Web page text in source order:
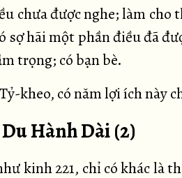
chưa được nghe; làm
sợ hãi một phần điều đã
trọng; có bạn bè.
kheo, có năm lợi ích này
Hành Dài (2)
kinh 221, chỉ có khác là